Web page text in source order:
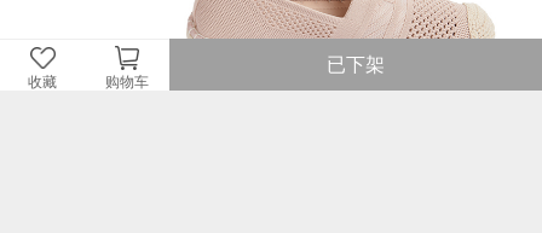
收藏 购物车
已下架